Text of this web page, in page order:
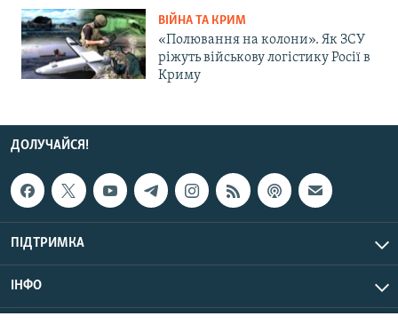
ВІЙНА ТА КРИМ
«Полювання на колони». Як ЗСУ
ріжуть військову логістику Росії в
Криму
ДОЛУЧАЙСЯ!
ПІДТРИМКА
ІНФО